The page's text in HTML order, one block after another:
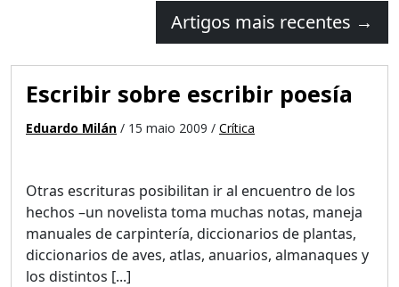
Artigos mais recentes →
Escribir sobre escribir poesía
Eduardo Milán / 15 maio 2009 / Crítica
Otras escrituras posibilitan ir al encuentro de los
hechos –un novelista toma muchas notas, maneja
manuales de carpintería, diccionarios de plantas,
diccionarios de aves, atlas, anuarios, almanaques y
los distintos [...]